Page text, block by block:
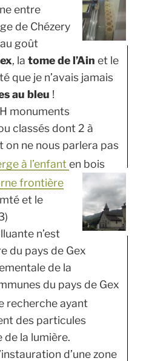
entre
de Chézery
goût
, latome de l’Ain et le
que je n’avais jamais
au bleu !
monuments
classés dont 2 à
on ne nous parlera pas
à l’enfanten bois
frontière
et le
n’est
du pays de Gex
de la
du pays de Gex
recherche ayant
des particules
la lumière.
d’une zone